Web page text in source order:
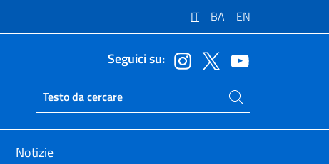
IT BA EN
Seguici su:
Ricerca sito live
Cerca nel sito
Notizie